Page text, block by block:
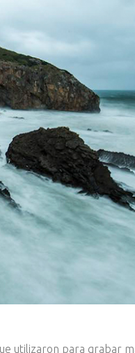
utilizaron para grabar